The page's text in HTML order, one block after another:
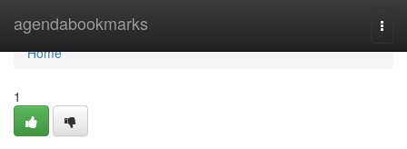
agendabookmarks
Home
Home
1